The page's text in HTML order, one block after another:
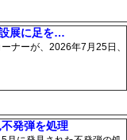
展に足を…
ナーが、2026年7月25日、
発弾を処理